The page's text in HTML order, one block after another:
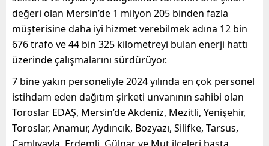
değeri olan Mersin’de 1 milyon 205 binden fazla
müşterisine daha iyi hizmet verebilmek adına 12 bin
676 trafo ve 44 bin 325 kilometreyi bulan enerji hattı
üzerinde çalışmalarını sürdürüyor.
7 bine yakın personeliyle 2024 yılında en çok personel
istihdam eden dağıtım şirketi unvanının sahibi olan
Toroslar EDAŞ, Mersin’de Akdeniz, Mezitli, Yenişehir,
Toroslar, Anamur, Aydıncık, Bozyazı, Silifke, Tarsus,
Çamlıyayla, Erdemli, Gülnar ve Mut ilçeleri başta